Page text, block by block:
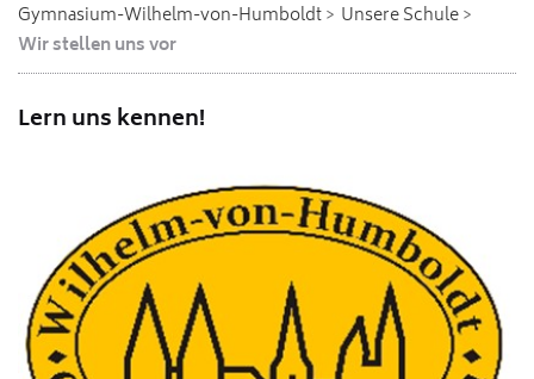
Gymnasium-Wilhelm-von-Humboldt
Unsere Schule
Wir stellen uns vor
Lern uns kennen!